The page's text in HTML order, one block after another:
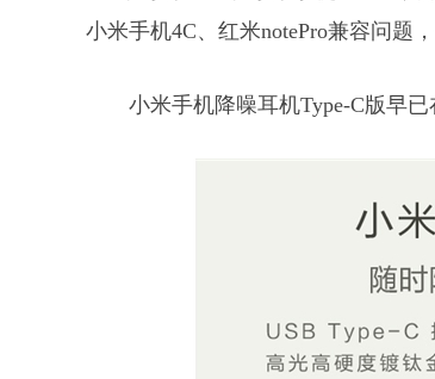
小米手机4C、红米notePro兼容问题
小米手机降噪耳机Type-C版早